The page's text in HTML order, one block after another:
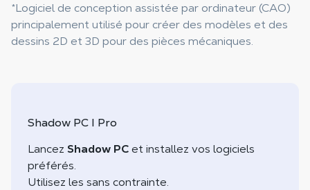
*Logiciel de conception assistée par ordinateur (CAO)
principalement utilisé pour créer des modèles et des
dessins 2D et 3D pour des pièces mécaniques.
Shadow PC I Pro
Lancez Shadow PCet installez vos logiciels
préférés.
Utilisez les sans contrainte.